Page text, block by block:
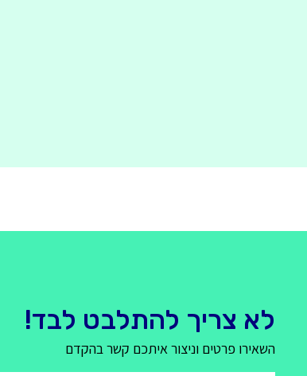
לא צריך להתלבט לבד!
השאירו פרטים וניצור איתכם קשר בהקדם